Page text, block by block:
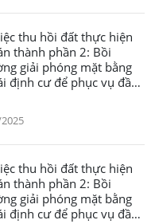
thu hồi đất thực hiện
thành phần 2: Bồi
giải phóng mặt bằng
định cư để phục vụ đầu
Võ Nguyên Giáp -
Nguyễn Thị Kim Anh
thu hồi đất thực hiện
thành phần 2: Bồi
giải phóng mặt bằng
định cư để phục vụ đầu